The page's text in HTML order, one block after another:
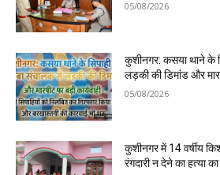
05/08/2026
कुशीनगर: कसया थाने के
लड़की की डिमांड और
05/08/2026
कुशीनगर में 14 वर्षीय
रंगदारी न देने का हत्या